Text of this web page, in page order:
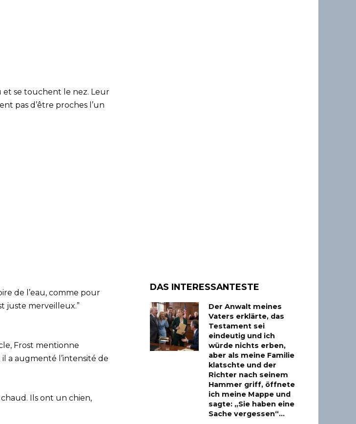
et se touchent le nez. Leur
pas d’être proches l’un
de l’eau, comme pour
juste merveilleux.”
Frost mentionne
a augmenté l’intensité de
Ils ont un chien,
DAS INTERESSANTESTE
Der Anwalt meines
Vaters erklärte, das
Testament sei
eindeutig und ich
würde nichts erben,
aber als meine Familie
klatschte und der
Richter nach seinem
Hammer griff, öffnete
ich meine Mappe und
sagte: „Sie haben eine
Sache vergessen“…